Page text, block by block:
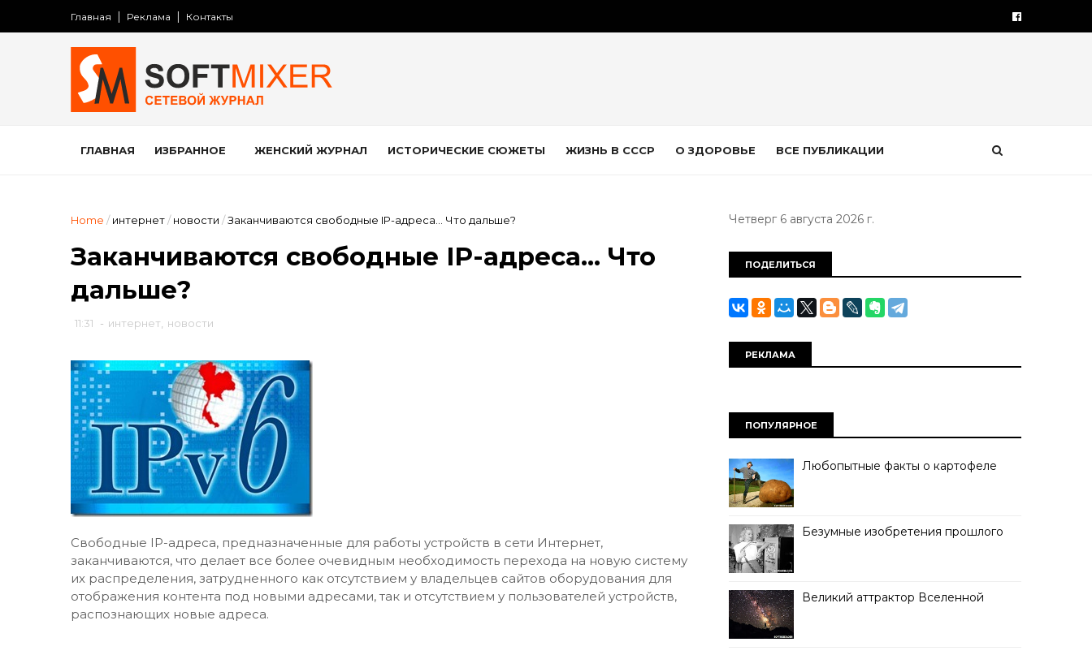
Главная Реклама Контакты
ГЛАВНАЯ ИЗБРАННОЕ ЖЕНСКИЙ ЖУРНАЛ ИСТОРИЧЕСКИЕ СЮЖЕТЫ ЖИЗНЬ В СССР О ЗДОРОВЬЕ ВСЕ ПУБЛИКАЦИИ
Home / интернет/ новости /Заканчиваются свободные IP-адреса... Что дальше?
Заканчиваются свободные IP-адреса... Что
дальше?
11:31 - интернет новости
Свободные IP-адреса, предназначенные для работы устройств в сети Интернет,
заканчиваются, что делает все более очевидным необходимость перехода на новую систему
их распределения, затрудненного как отсутствием у владельцев сайтов оборудования для
отображения контента под новыми адресами, так и отсутствием у пользователей устройств,
распознающих новые адреса.
Четверг 6 августа 2026 г.
ПОДЕЛИТЬСЯ
РЕКЛАМА
ПОПУЛЯРНОЕ
Любопытные факты о картофеле
Безумные изобретения прошлого
Великий аттрактор Вселенной